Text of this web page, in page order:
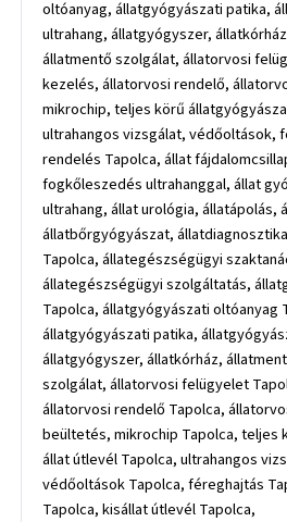
oltóanyag, állatgyógyászati patika,
ultrahang, állatgyógyszer,
állatmentő szolgálat, állatorvosi
kezelés, állatorvosi rendelő,
mikrochip, teljes körű
ultrahangos vizsgálat, védőoltások,
rendelés Tapolca, állat
fogkőleszedés ultrahanggal, állat
ultrahang, állat urológia, állatápolás,
állatbőrgyógyászat,
Tapolca, állategészségügyi
állategészségügyi szolgáltatás,
Tapolca, állatgyógyászati oltóanyag
állatgyógyászati patika,
állatgyógyszer, állatkórház,
szolgálat, állatorvosi felügyelet
állatorvosi rendelő Tapolca,
beültetés, mikrochip Tapolca, teljes
állat útlevél Tapolca, ultrahangos
védőoltások Tapolca, féreghajtás
Tapolca, kisállat útlevél Tapolca,